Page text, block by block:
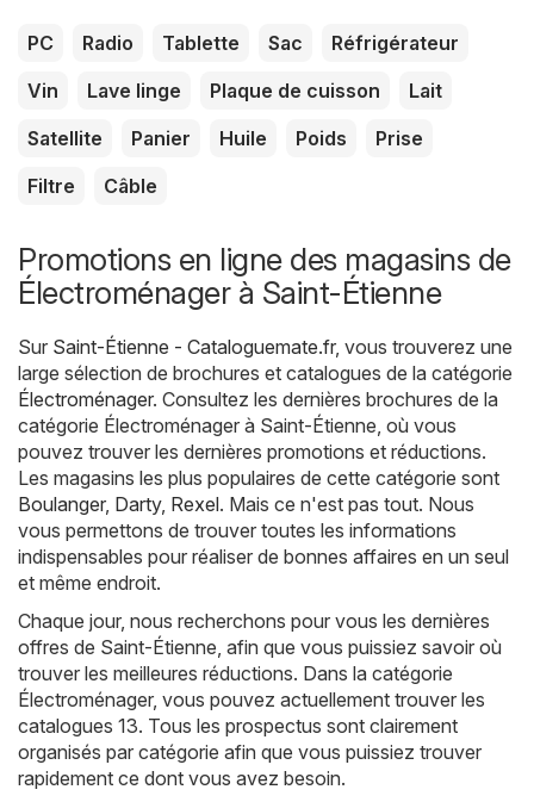
PC Radio Tablette Sac
Réfrigérateur
Vin
Lave linge Plaque de cuisson
Lait
Satellite
Panier Huile Poids
Prise
Filtre
Câble
Promotions en ligne des magasins de
Électroménager à Saint-Étienne
Sur Saint-Étienne - Cataloguemate.fr, vous trouverez une
large sélection de brochures et catalogues de la catégorie
Électroménager. Consultez les dernières brochures de la
catégorie Électroménager à Saint-Étienne, où vous
pouvez trouver les dernières promotions et réductions.
Les magasins les plus populaires de cette catégorie sont
Boulanger, Darty, Rexel. Mais ce n'est pas tout. Nous
vous permettons de trouver toutes les informations
indispensables pour réaliser de bonnes affaires en un seul
et même endroit.
Chaque jour, nous recherchons pour vous les dernières
offres de Saint-Étienne, afin que vous puissiez savoir où
trouver les meilleures réductions. Dans la catégorie
Électroménager, vous pouvez actuellement trouver les
catalogues 13. Tous les prospectus sont clairement
organisés par catégorie afin que vous puissiez trouver
rapidement ce dont vous avez besoin.